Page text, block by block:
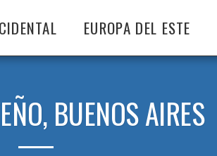
EUROPA DEL ESTE
BUENOS AIRES